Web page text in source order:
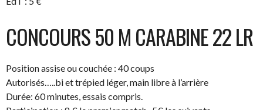
CONCOURS 50 M CARABINE 22 LR
Position assise ou couchée : 40 coups
Autorisés…..bi et trépied léger, main libre à l’arrière
Durée: 60 minutes, essais compris.